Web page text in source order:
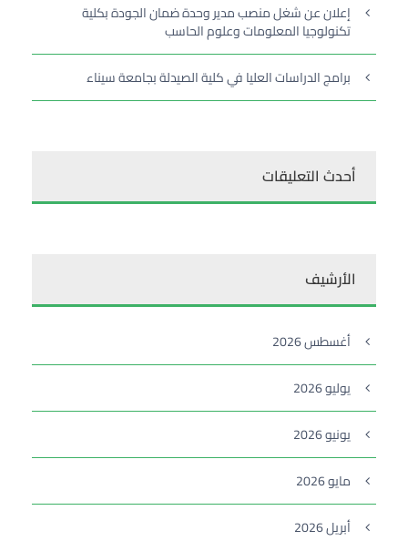
إعلان عن شغل منصب مدير وحدة ضمان الجودة بكلية
تكنولوجيا المعلومات وعلوم الحاسب
برامج الدراسات العليا في كلية الصيدلة بجامعة سيناء
أحدث التعليقات
الأرشيف
أغسطس 2026
يوليو 2026
يونيو 2026
مايو 2026
أبريل 2026